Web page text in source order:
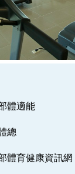
體適能
總
體育健康資訊網